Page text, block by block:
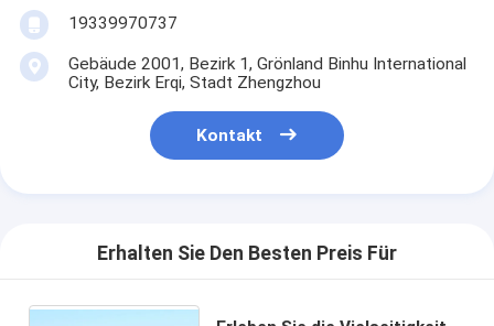
19339970737
Gebäude 2001, Bezirk 1, Grönland Binhu International
City, Bezirk Erqi, Stadt Zhengzhou
Kontakt
Erhalten Sie Den Besten Preis Für